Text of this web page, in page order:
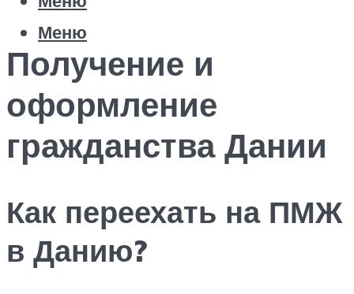
Меню
Получение и
оформление
гражданства Дании
Как переехать на ПМЖ
в Данию?